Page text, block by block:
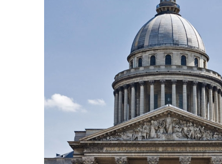
Все каталоги и прайс-листы "Фасад проект"
Скачать библиотеки элементов